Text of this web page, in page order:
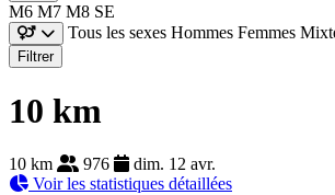
M6 M7 M8 SE
Tous les sexes Hommes Femmes
Filtrer
10 km
10 km 976
dim. 12 avr.
Voir les statistiques détaillées